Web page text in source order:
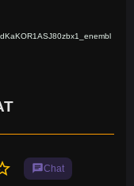
chatChat